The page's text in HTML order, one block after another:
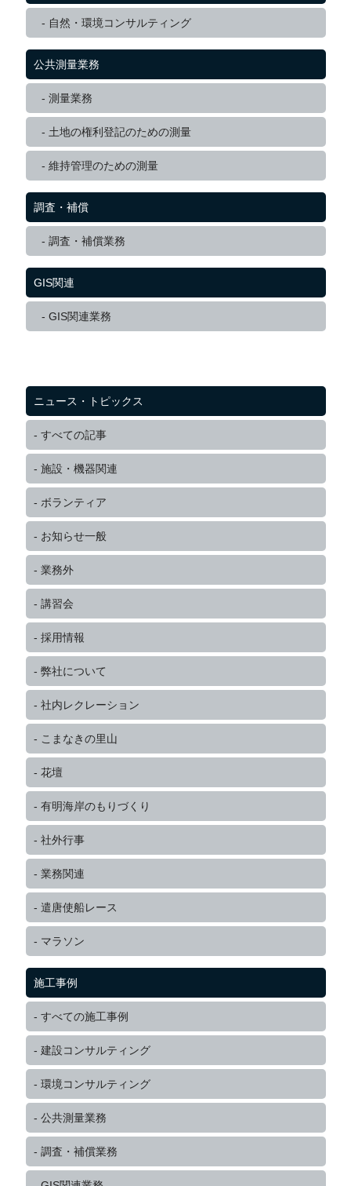
自然・環境コンサルティング
公共測量業務
測量業務
土地の権利登記のための測量
維持管理のための測量
調査・補償
調査・補償業務
GIS関連
GIS関連業務
ニュース・トピックス
すべての記事
施設・機器関連
ボランティア
お知らせ一般
業務外
講習会
採用情報
弊社について
社内レクレーション
こまなきの里山
花壇
有明海岸のもりづくり
社外行事
業務関連
遣唐使船レース
マラソン
施工事例
すべての施工事例
建設コンサルティング
環境コンサルティング
公共測量業務
調査・補償業務